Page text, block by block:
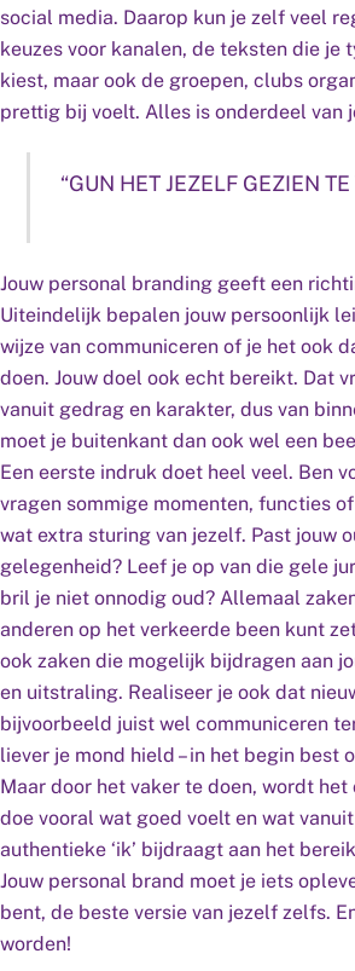
social media. Daarop kun je zelf veel
keuzes voor kanalen, de teksten die je
kiest, maar ook de groepen, clubs
prettig bij voelt. Alles is onderdeel van
“GUN HET JEZELF GEZIEN
Jouw personal branding geeft een
Uiteindelijk bepalen jouw persoonlijk
wijze van communiceren of je het ook
doen. Jouw doel ook echt bereikt. Dat
vanuit gedrag en karakter, dus van
moet je buitenkant dan ook wel een
Een eerste indruk doet heel veel. Ben
vragen sommige momenten, functies
wat extra sturing van jezelf. Past jouw
gelegenheid? Leef je op van die gele
bril je niet onnodig oud? Allemaal
anderen op het verkeerde been kunt
ook zaken die mogelijk bijdragen aan
en uitstraling. Realiseer je ook dat
bijvoorbeeld juist wel communiceren
liever je mond hield – in het begin best
Maar door het vaker te doen, wordt het
doe vooral wat goed voelt en wat
authentieke ‘ik’ bijdraagt aan het
Jouw personal brand moet je iets
bent, de beste versie van jezelf zelfs.
worden!